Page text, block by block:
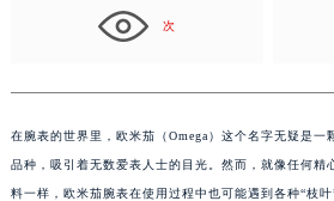
次
在腕表的世界里，欧米茄（Omega）这个名字无疑是一
品种，吸引着无数爱表人士的目光。然而，就像任何精
料一样，欧米茄腕表在使用过程中也可能遇到各种“枝